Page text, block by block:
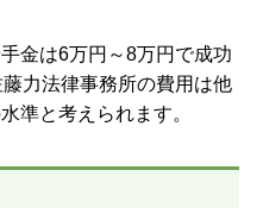
金は6万円～8万円で成功
力法律事務所の費用は他
準と考えられます。